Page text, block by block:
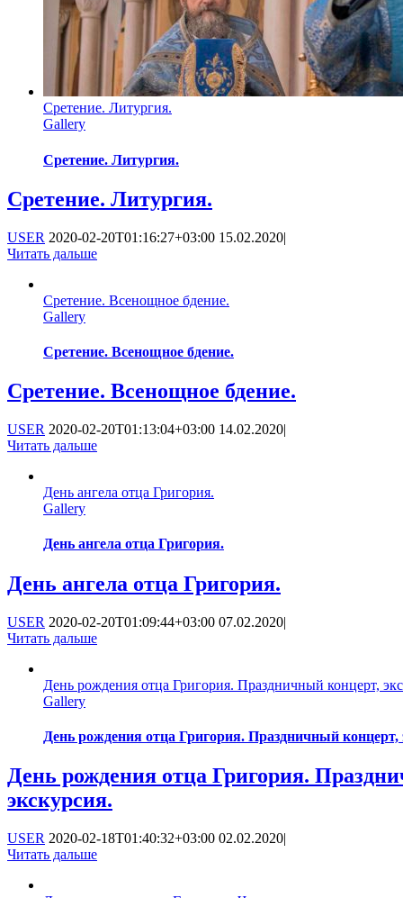
Сретение. Литургия.
Gallery
Сретение. Литургия.
Сретение. Литургия.
USER 2020-02-20T01:16:27+03:00 15.02.2020|
Читать дальше
Сретение. Всенощное бдение.
Gallery
Сретение. Всенощное бдение.
Сретение. Всенощное бдение.
USER 2020-02-20T01:13:04+03:00 14.02.2020|
Читать дальше
День ангела отца Григория.
Gallery
День ангела отца Григория.
День ангела отца Григория.
USER 2020-02-20T01:09:44+03:00 07.02.2020|
Читать дальше
День рождения отца Григория. Праздничный концерт,
Gallery
День рождения отца Григория. Праздничный концерт,
День рождения отца Григория.
экскурсия.
USER 2020-02-18T01:40:32+03:00 02.02.2020|
Читать дальше